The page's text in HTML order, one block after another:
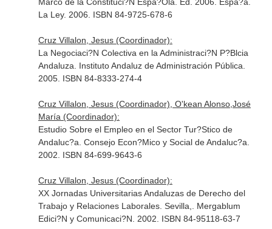
La Ley. 2006. ISBN 84-9725-678-6
Cruz Villalon, Jesus (Coordinador):
La Negociaci?N Colectiva en la Administraci?N P?Blcia
Andaluza. Instituto Andaluz de Administración Pública.
2005. ISBN 84-8333-274-4
Cruz Villalon, Jesus (Coordinador), O'kean Alonso,José
María (Coordinador):
Estudio Sobre el Empleo en el Sector Tur?Stico de
Andaluc?a. Consejo Econ?Mico y Social de Andaluc?a.
2002. ISBN 84-699-9643-6
Cruz Villalon, Jesus (Coordinador):
XX Jornadas Universitarias Andaluzas de Derecho del
Trabajo y Relaciones Laborales. Sevilla,. Mergablum
Edici?N y Comunicaci?N. 2002. ISBN 84-95118-63-7